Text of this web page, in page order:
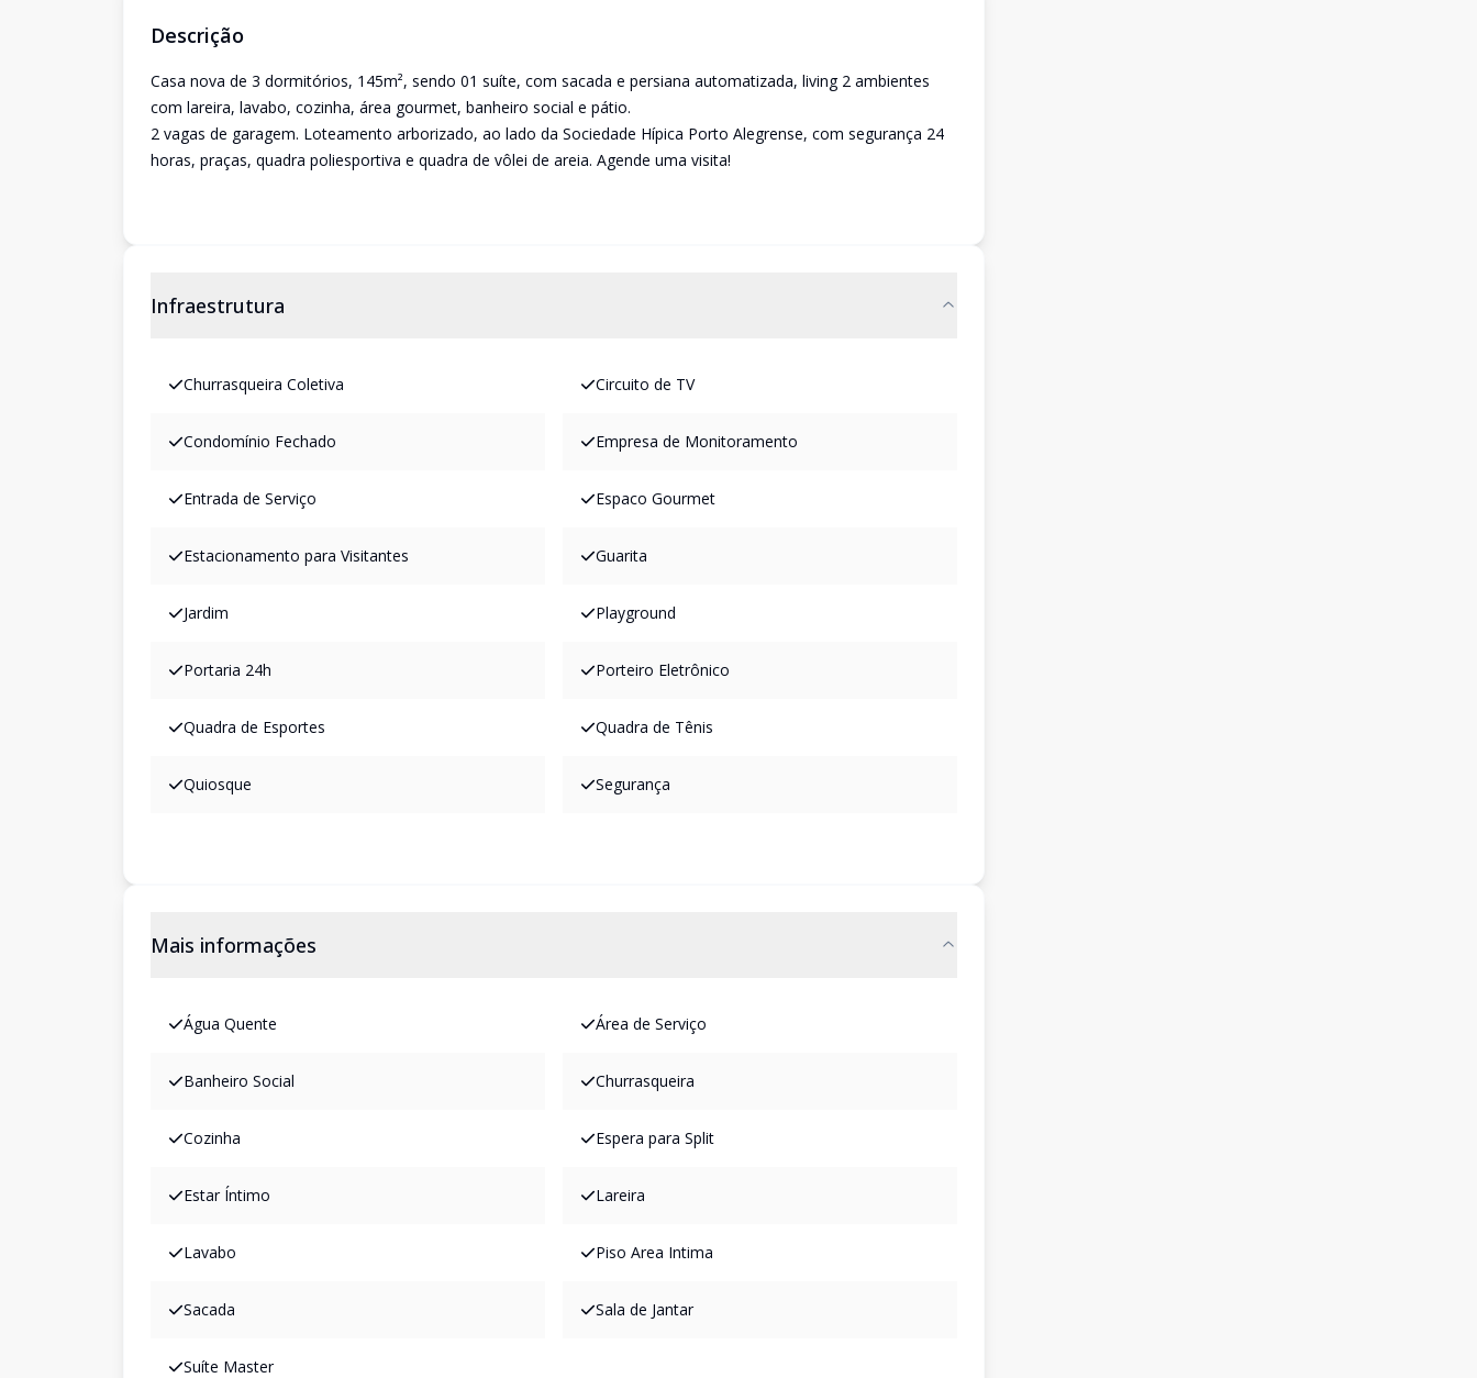
Descrição
Casa nova de 3 dormitórios, 145m², sendo 01 suíte, com sacada e persiana automatizada, living 2 ambientes
com lareira, lavabo, cozinha, área gourmet, banheiro social e pátio.
2 vagas de garagem. Loteamento arborizado, ao lado da Sociedade Hípica Porto Alegrense, com segurança 24
horas, praças, quadra poliesportiva e quadra de vôlei de areia. Agende uma visita!
Infraestrutura
Churrasqueira Coletiva Circuito de TV
Condomínio Fechado Empresa de Monitoramento
Entrada de Serviço Espaco Gourmet
Estacionamento para Visitantes Guarita
Jardim Playground
Portaria 24h Porteiro Eletrônico
Quadra de Esportes Quadra de Tênis
Quiosque Segurança
Mais informações
Água Quente Área de Serviço
Banheiro Social Churrasqueira
Cozinha Espera para Split
Estar Íntimo Lareira
Lavabo Piso Area Intima
Sacada Sala de Jantar
Suíte Master